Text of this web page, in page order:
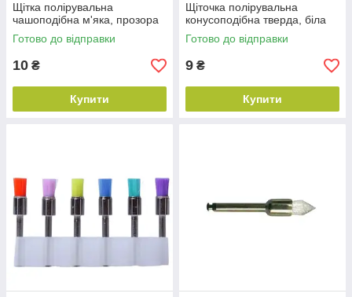
Щітка полірувальна
чашоподібна м'яка, прозора
Готово до відправки
10 ₴
Купити
Щіточка полірувальна
конусоподібна тверда, біла
Готово до відправки
9 ₴
Купити